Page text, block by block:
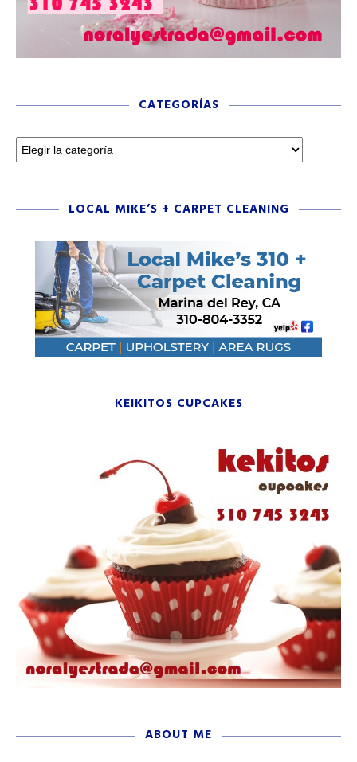
CATEGORÍAS
LOCAL MIKE’S + CARPET CLEANING
KEIKITOS CUPCAKES
ABOUT ME